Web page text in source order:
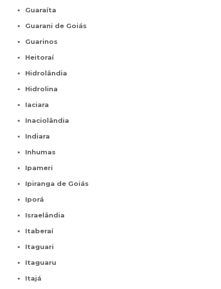
Guaraíta
Guarani de Goiás
Guarinos
Heitoraí
Hidrolândia
Hidrolina
Iaciara
Inaciolândia
Indiara
Inhumas
Ipameri
Ipiranga de Goiás
Iporá
Israelândia
Itaberaí
Itaguari
Itaguaru
Itajá